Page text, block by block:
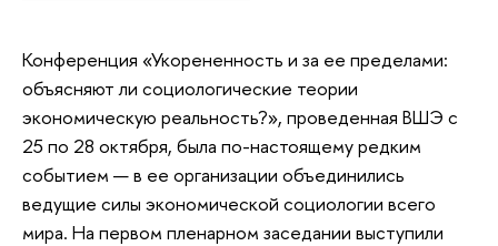
Конференция «Укорененность и за ее пределами:
объясняют ли социологические теории
экономическую реальность?», проведенная ВШЭ с
25 по 28 октября, была по-настоящему редким
событием — в ее организации объединились
ведущие силы экономической социологии всего
мира. На первом пленарном заседании выступили